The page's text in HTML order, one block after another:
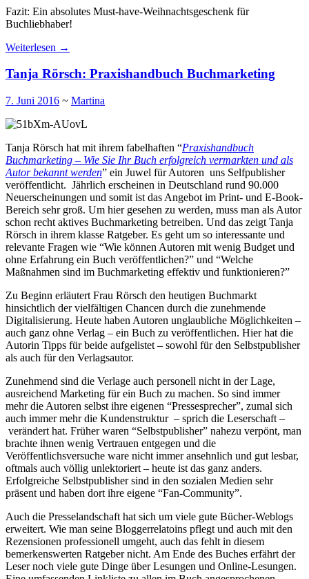
Fazit: Ein absolutes Must-have-Weihnachtsgeschenk für
Buchliebhaber!
Weiterlesen →
Tanja Rörsch: Praxishandbuch Buchmarketing
7. Juni 2016 ~ Martina
Tanja Rörsch hat mit ihrem fabelhaften “Praxishandbuch
Buchmarketing – Wie Sie Ihr Buch erfolgreich vermarkten und als
Autor bekannt werden” ein Juwel für Autoren uns Selfpublisher
veröffentlicht. Jährlich erscheinen in Deutschland rund 90.000
Neuerscheinungen und somit ist das Angebot im Print- und E-Book-
Bereich sehr groß. Um hier gesehen zu werden, muss man als Autor
schon recht aktives Buchmarketing betreiben. Und das zeigt Tanja
Rörsch in ihrem klasse Ratgeber. Es geht um so interessante und
relevante Fragen wie “Wie können Autoren mit wenig Budget und
ohne Erfahrung ein Buch veröffentlichen?” und “Welche
Maßnahmen sind im Buchmarketing effektiv und funktionieren?”
Zu Beginn erläutert Frau Rörsch den heutigen Buchmarkt
hinsichtlich der vielfältigen Chancen durch die zunehmende
Digitalisierung. Heute haben Autoren unglaubliche Möglichkeiten –
auch ganz ohne Verlag – ein Buch zu veröffentlichen. Hier hat die
Autorin Tipps für beide aufgelistet – sowohl für den Selbstpublisher
als auch für den Verlagsautor.
Zunehmend sind die Verlage auch personell nicht in der Lage,
ausreichend Marketing für ein Buch zu machen. So sind immer
mehr die Autoren selbst ihre eigenen “Pressesprecher”, zumal sich
auch immer mehr die Kundenstruktur – sprich die Leserschaft –
verändert hat. Früher waren “Selbstpublisher” nahezu verpönt, man
brachte ihnen wenig Vertrauen entgegen und die
Veröffentlichsversuche ware nicht immer ansehnlich und gut lesbar,
oftmals auch völlig unlektoriert – heute ist das ganz anders.
Erfolgreiche Selbstpublisher sind in den sozialen Medien sehr
präsent und haben dort ihre eigene “Fan-Community”.
Auch die Presselandschaft hat sich um viele gute Bücher-Weblogs
erweitert. Wie man seine Bloggerrelatoins pflegt und auch mit den
Rezensionen professionell umgeht, auch das fehlt in diesem
bemerkenswerten Ratgeber nicht. Am Ende des Buches erfährt der
Leser noch viele gute Dinge über Lesungen und Online-Lesungen.